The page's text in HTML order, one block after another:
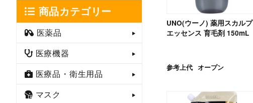
UNO(ウーノ) 薬用スカルプ
エッセンス 育毛剤 150mL
参考上代 オープン
商品カテゴリー
医薬品
医療機器
医療品・衛生用品
マスク